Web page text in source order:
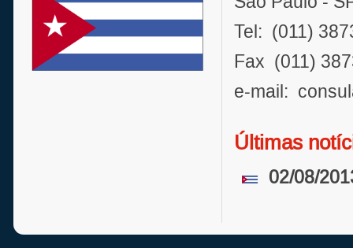
Tel: (011)
Fax (011)
e-mail:
Últimas
02/08/